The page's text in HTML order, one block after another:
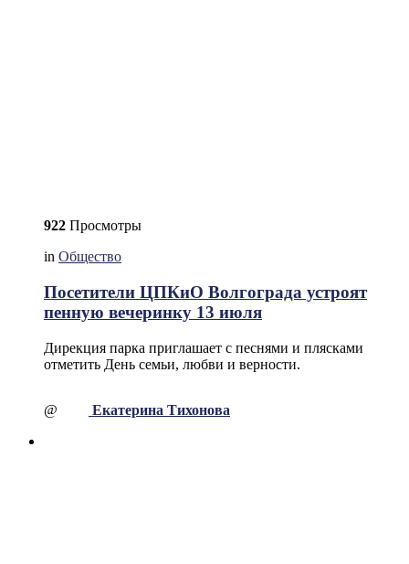
922 Просмотры
in Общество
Посетители ЦПКиО Волгограда устроят
пенную вечеринку 13 июля
Дирекция парка приглашает с песнями и плясками
отметить День семьи, любви и верности.
@ Екатерина Тихонова